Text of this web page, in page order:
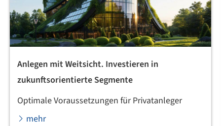
Anlegen mit Weitsicht. Investieren in
zukunftsorientierte Segmente
Optimale Voraussetzungen für Privatanleger
mehr